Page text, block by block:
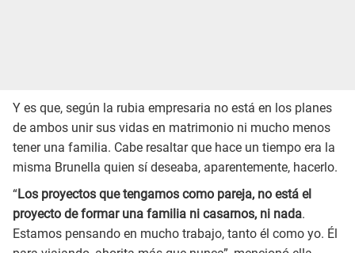
Y es que, según la rubia empresaria no está en los planes
de ambos unir sus vidas en matrimonio ni mucho menos
tener una familia. Cabe resaltar que hace un tiempo era la
misma Brunella quien sí deseaba, aparentemente, hacerlo.
“Los proyectos que tengamos como pareja, no está el
proyecto de formar una familia ni casarnos, ni nada.
Estamos pensando en mucho trabajo, tanto él como yo. Él